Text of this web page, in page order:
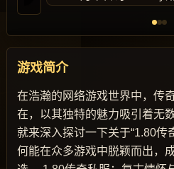
游戏简介
在浩瀚的网络游戏世界中，传
在，以其独特的魅力吸引着无
就来深入探讨一下关于“1.80传
何能在众多游戏中脱颖而出，